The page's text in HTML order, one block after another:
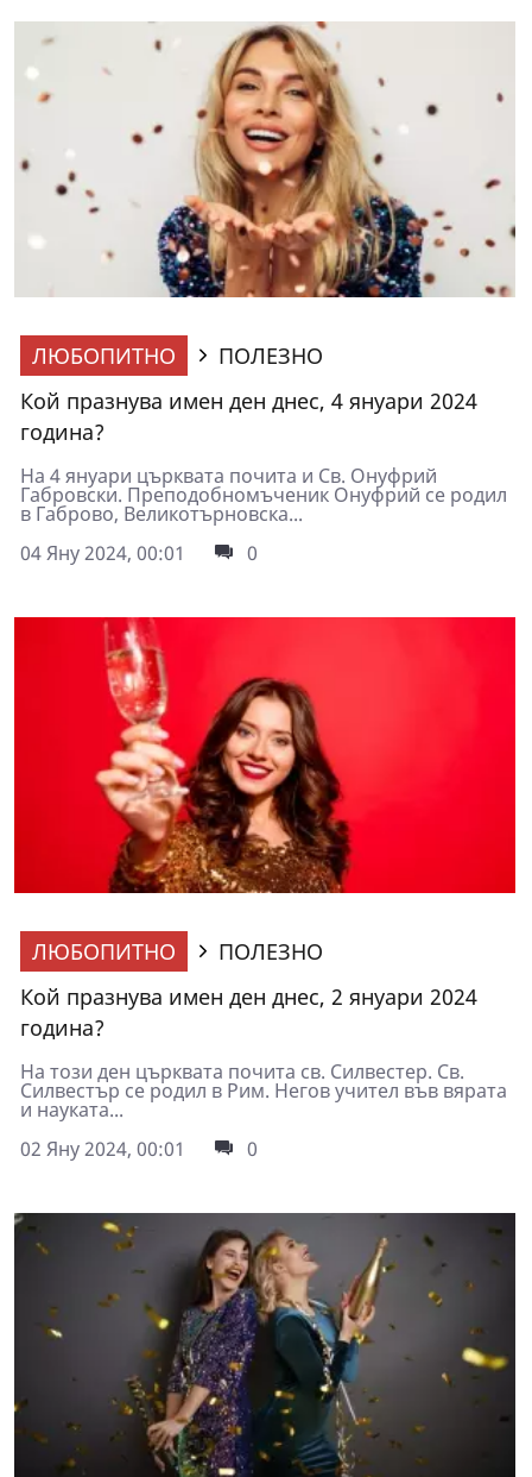
ЛЮБОПИТНО
ПОЛЕЗНО
Кой празнува имен ден днес, 4 януари 2024
година?
На 4 януари църквата почита и Св. Онуфрий
Габровски. Преподобномъченик Онуфрий се родил
в Габрово, Великотърновска...
04 Яну 2024, 00:01
0
ЛЮБОПИТНО
ПОЛЕЗНО
Кой празнува имен ден днес, 2 януари 2024
година?
На този ден църквата почита св. Силвестер. Св.
Силвестър се родил в Рим. Негов учител във вярата
и науката...
02 Яну 2024, 00:01
0